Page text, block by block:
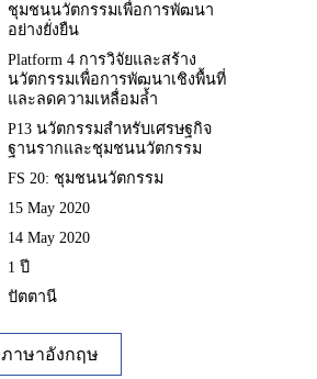
ชุมชนนวัตกรรมเพื่อการพัฒนา
อย่างยั่งยืน
Platform 4 การวิจัยและสร้าง
นวัตกรรมเพื่อการพัฒนาเชิงพื้นที่
และลดความเหลื่อมล้ำ
P13 นวัตกรรมสำหรับเศรษฐกิจ
ฐานรากและชุมชนนวัตกรรม
FS 20: ชุมชนนวัตกรรม
15 May 2020
14 May 2020
1 ปี
ปัตตานี
ภาษาอังกฤษ